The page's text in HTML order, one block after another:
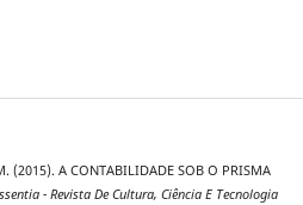
(2015). A CONTABILIDADE SOB O PRISMA
- Revista De Cultura, Ciência E Tecnologia